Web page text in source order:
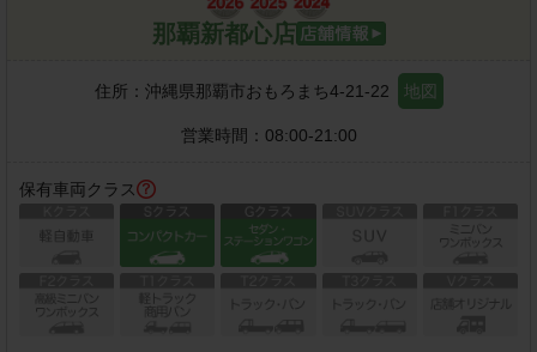
那覇新都心店
住所： 沖縄県那覇市おもろまち4-21-22 地図
営業時間： 08:00-21:00
保有車両クラス